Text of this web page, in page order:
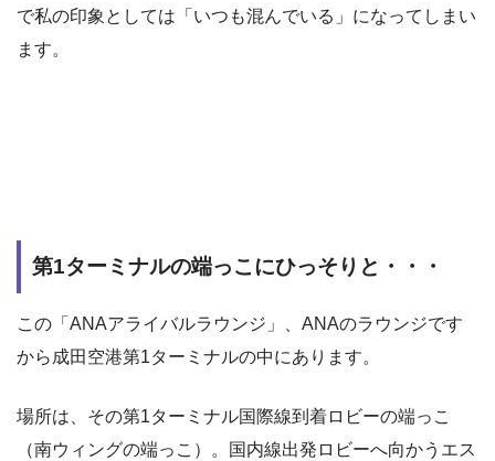
で私の印象としては「いつも混んでいる」になってしまい
ます。
第1ターミナルの端っこにひっそりと・・・
この「ANAアライバルラウンジ」、ANAのラウンジです
から成田空港第1ターミナルの中にあります。
場所は、その第1ターミナル国際線到着ロビーの端っこ
（南ウィングの端っこ）。国内線出発ロビーへ向かうエス